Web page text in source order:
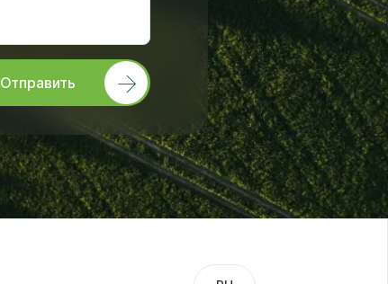
Отправить